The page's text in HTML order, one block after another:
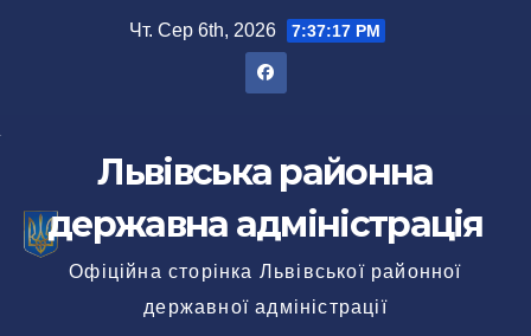
Чт. Сер 6th, 2026 7:37:17 PM
Львівська районна
державна адміністрація
Офіційна сторінка Львівської районної
державної адміністрації